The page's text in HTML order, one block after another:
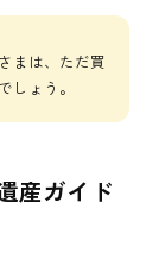
まは、ただ買
しょう。
産ガイド